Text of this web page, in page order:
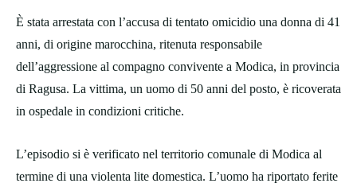
È stata arrestata con l’accusa di tentato omicidio una donna di 41
anni, di origine marocchina, ritenuta responsabile
dell’aggressione al compagno convivente a Modica, in provincia
di Ragusa. La vittima, un uomo di 50 anni del posto, è ricoverata
in ospedale in condizioni critiche.
L’episodio si è verificato nel territorio comunale di Modica al
termine di una violenta lite domestica. L’uomo ha riportato ferite